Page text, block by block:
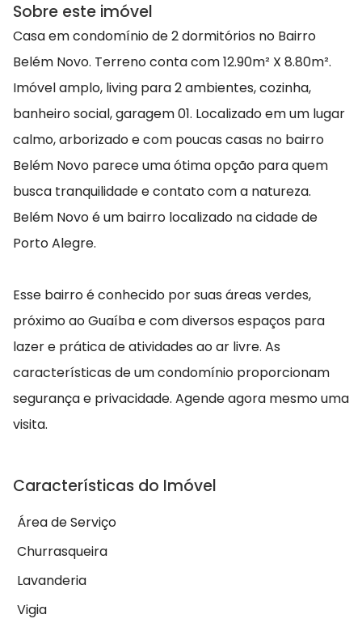
Sobre este imóvel
Casa em condomínio de 2 dormitórios no Bairro
Belém Novo. Terreno conta com 12.90m² X 8.80m².
Imóvel amplo, living para 2 ambientes, cozinha,
banheiro social, garagem 01. Localizado em um lugar
calmo, arborizado e com poucas casas no bairro
Belém Novo parece uma ótima opção para quem
busca tranquilidade e contato com a natureza.
Belém Novo é um bairro localizado na cidade de
Porto Alegre.
Esse bairro é conhecido por suas áreas verdes,
próximo ao Guaíba e com diversos espaços para
lazer e prática de atividades ao ar livre. As
características de um condomínio proporcionam
segurança e privacidade. Agende agora mesmo uma
visita.
Características do Imóvel
Área de Serviço
Churrasqueira
Lavanderia
Vigia